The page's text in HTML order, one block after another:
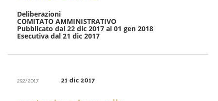
Deliberazioni
COMITATO AMMINISTRATIVO
Pubblicato dal 22 dic 2017 al 01 gen 2018
Esecutiva dal 21 dic 2017
292/2017 21 dic 2017